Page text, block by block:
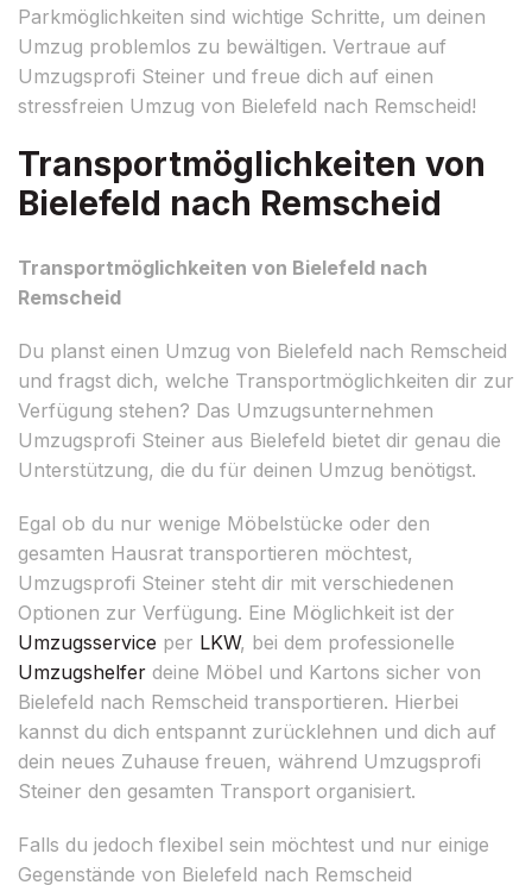
Parkmöglichkeiten sind wichtige Schritte, um deinen
Umzug problemlos zu bewältigen. Vertraue auf
Umzugsprofi Steiner und freue dich auf einen
stressfreien Umzug von Bielefeld nach Remscheid!
Transportmöglichkeiten von
Bielefeld nach Remscheid
Transportmöglichkeiten von Bielefeld nach
Remscheid
Du planst einen Umzug von Bielefeld nach Remscheid
und fragst dich, welche Transportmöglichkeiten dir zur
Verfügung stehen? Das Umzugsunternehmen
Umzugsprofi Steiner aus Bielefeld bietet dir genau die
Unterstützung, die du für deinen Umzug benötigst.
Egal ob du nur wenige Möbelstücke oder den
gesamten Hausrat transportieren möchtest,
Umzugsprofi Steiner steht dir mit verschiedenen
Optionen zur Verfügung. Eine Möglichkeit ist der
Umzugsservice per LKW, bei dem professionelle
Umzugshelfer deine Möbel und Kartons sicher von
Bielefeld nach Remscheid transportieren. Hierbei
kannst du dich entspannt zurücklehnen und dich auf
dein neues Zuhause freuen, während Umzugsprofi
Steiner den gesamten Transport organisiert.
Falls du jedoch flexibel sein möchtest und nur einige
Gegenstände von Bielefeld nach Remscheid